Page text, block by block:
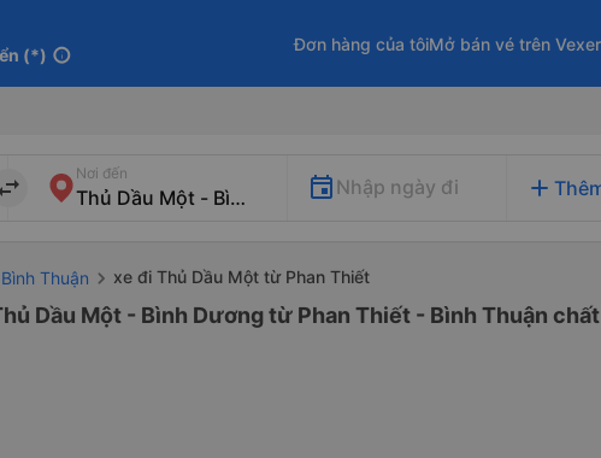
(*) info
Đơn hàng của tôiMở bán vé trên
Nơi đến
Nhập ngày đi add
Thuận xe đi Thủ Dầu Một từ Phan Thiết
Dầu Một - Bình Dương từ Phan Thiết - Bình Thuận